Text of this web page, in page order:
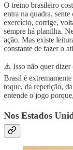
O treino brasileiro
entra na quadra,
exercício, corrige,
sempre há planilha.
ação. Mas existe
constante de fazer o
⚠️ Isso não quer dizer
Brasil é
toque, da repetição,
entende o jogo
Nos Estados